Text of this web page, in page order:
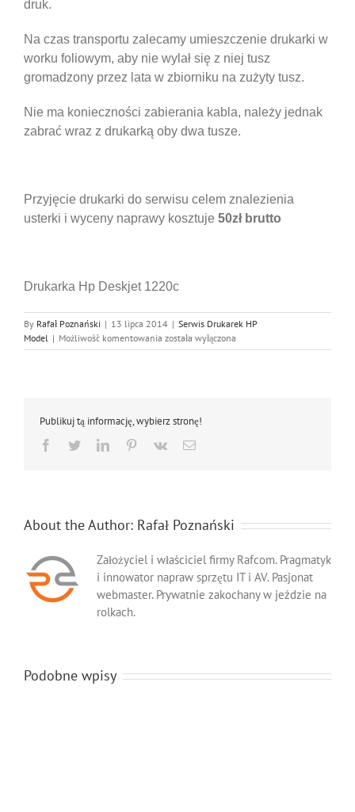
druk.
Na czas transportu zalecamy umieszczenie drukarki w
worku foliowym, aby nie wylał się z niej tusz
gromadzony przez lata w zbiorniku na zużyty tusz.
Nie ma konieczności zabierania kabla, należy jednak
zabrać wraz z drukarką oby dwa tusze.
Przyjęcie drukarki do serwisu celem znalezienia
usterki i wyceny naprawy kosztuje 50zł brutto
Drukarka Hp Deskjet 1220c
By Rafał Poznański | 13 lipca 2014 | Serwis Drukarek HP
Model | Możliwość komentowania Serwis
Hp
została wyłączona
Publikuj tą informację, wybierz stronę!
Facebook
TwitterLinkedInPinterest
Vk Email
About the Author: Rafał Poznański
Założyciel i właściciel firmy Rafcom. Pragmatyk
i innowator napraw sprzętu IT i AV. Pasjonat
webmaster. Prywatnie zakochany w jeździe na
rolkach.
Podobne wpisy